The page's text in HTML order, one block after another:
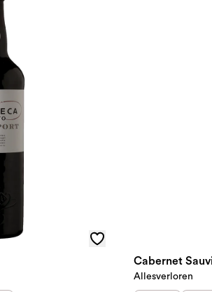
Cabernet
Allesverloren